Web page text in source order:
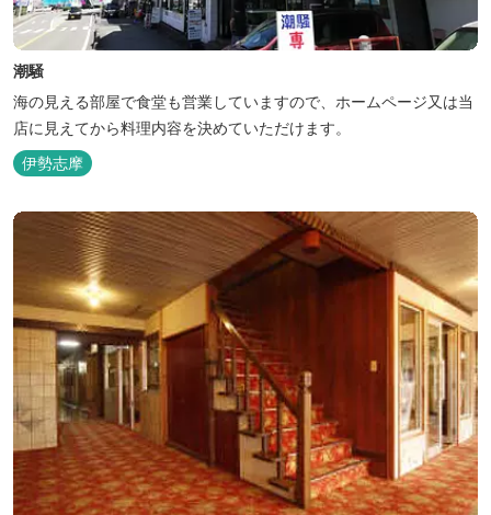
潮騒
海の見える部屋で食堂も営業していますので、ホームページ又は当
店に見えてから料理内容を決めていただけます。
伊勢志摩